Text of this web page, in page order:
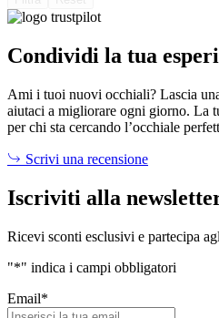
Condividi la tua
Ami i tuoi nuovi occhiali? Lascia
aiutaci a migliorare ogni giorno. La
per chi sta cercando l’occhiale
Scrivi una recensione
Iscriviti alla
Ricevi sconti esclusivi e partecipa
"*" indica i campi obbligatori
Email*